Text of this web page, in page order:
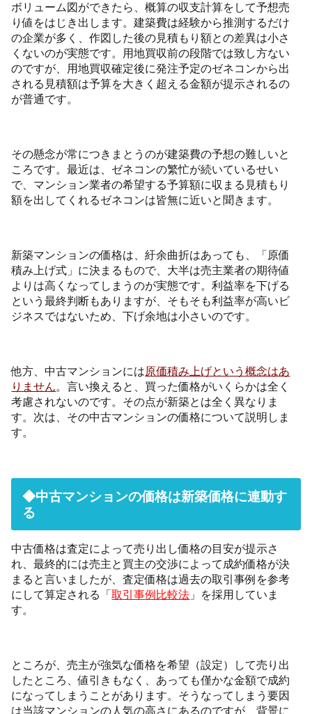
ボリューム図ができたら、概算の収支計算をして予想売
り値をはじき出します。建築費は経験から推測するだけ
の企業が多く、作図した後の見積もり額との差異は小さ
くないのが実態です。用地買収前の段階では致し方ない
のですが、用地買収確定後に発注予定のゼネコンから出
される見積額は予算を大きく超える金額が提示されるの
が普通です。
その懸念が常につきまとうのが建築費の予想の難しいと
ころです。最近は、ゼネコンの繁忙が続いているせい
で、マンション業者の希望する予算額に収まる見積もり
額を出してくれるゼネコンは皆無に近いと聞きます。
新築マンションの価格は、紆余曲折はあっても、「原価
積み上げ式」に決まるもので、大半は売主業者の期待値
よりは高くなってしまうのが実態です。利益率を下げる
という最終判断もありますが、そもそも利益率が高いビ
ジネスではないため、下げ余地は小さいのです。
他方、中古マンションには原価積み上げという概念はあ
りません。言い換えると、買った価格がいくらかは全く
考慮されないのです。その点が新築とは全く異なりま
す。次は、その中古マンションの価格について説明しま
す。
◆中古マンションの価格は新築価格に連動す
る
中古価格は査定によって売り出し価格の目安が提示さ
れ、最終的には売主と買主の交渉によって成約価格が決
まると言いましたが、査定価格は過去の取引事例を参考
にして算定される「取引事例比較法 」を採用していま
す。
ところが、売主が強気な価格を希望（設定）して売り出
したところ、値引きもなく、あっても僅かな金額で成約
になってしまうことがあります。そうなってしまう要因
は当該マンションの人気の高さにあるのですが、背景に